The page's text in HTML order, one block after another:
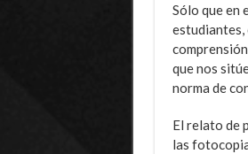
Sólo que en
estudiantes,
que nos
norma de
El relato de
las